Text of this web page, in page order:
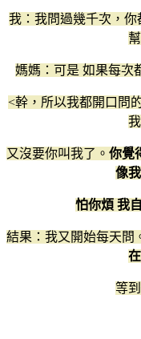
我：我問過幾千次，
媽媽：可是 如果每次
<幹，所以我都開口問
又沒要你叫我了。 你覺
像
怕你煩 我
結果：我又開始每天問
等